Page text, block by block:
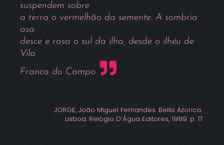
suspendem sobre
a terra o vermelhão da semente. A sombria
asa
desce e rasa o sul da ilha, desde o ilhéu de
Vila
Franca do Campo.
JORGE, João Miguel Fernandes. Bellis Azorica.
Lisboa: Relógio D’Água Editores, 1999. p. 17.